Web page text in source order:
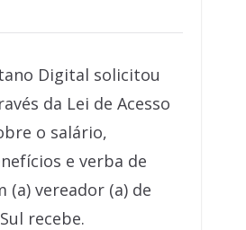
Digital solicitou
da Lei de Acesso
o salário,
e verba de
(a) vereador (a) de
recebe.